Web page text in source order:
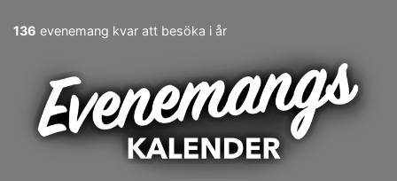
136 evenemang kvar att besöka i år